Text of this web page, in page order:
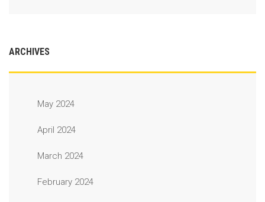
ARCHIVES
May 2024
April 2024
March 2024
February 2024